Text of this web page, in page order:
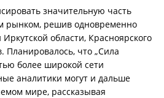
значительную часть
рынком, решив одновременно
области, Красноярского
Планировалось, что „Сила
более широкой сети
аналитики могут и дальше
мире, рассказывая